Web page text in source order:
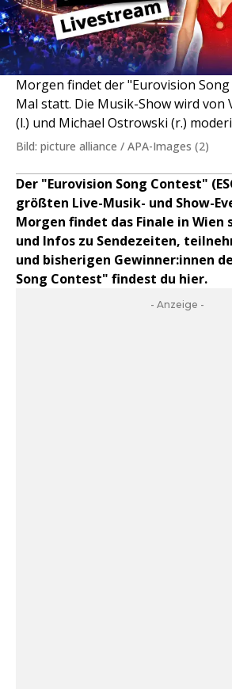
Morgen findet der "Eurovision Song
Mal statt. Die Musik-Show wird von
(l.) und Michael Ostrowski (r.)
Bild: picture alliance / APA-Images (2)
Der "Eurovision Song Contest"
größten Live-Musik- und Show-
Morgen findet das Finale in
und Infos zu Sendezeiten,
und bisherigen Gewinner:innen
Song Contest" findest du hier.
- Anzeige -